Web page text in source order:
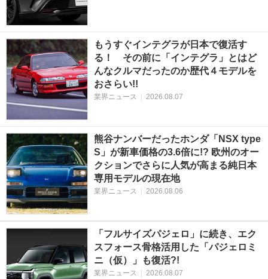
もうすぐインテグラが日本で復活す
る！ その前に「インテグラ」とはど
んなクルマだったのか歴代４モデルを
おさらい!!
業界ニュース 2026.08.07
熊谷ナンバーだったホンダ「NSX type
S」が新車価格の3.6倍に!? 欧州のオー
クションでさらに人気が高まる純日本
専用モデルの現在地
業界ニュース 2026.08.06
「フルサイズパジェロ」に続き、エク
スフォース骨格活用した「パジェロミ
ニ（仮）」も復活?!
業界ニュース 2026.08.07